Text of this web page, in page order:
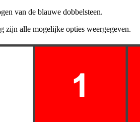
van de blauwe dobbelsteen.
zijn alle mogelijke opties weergegeven.